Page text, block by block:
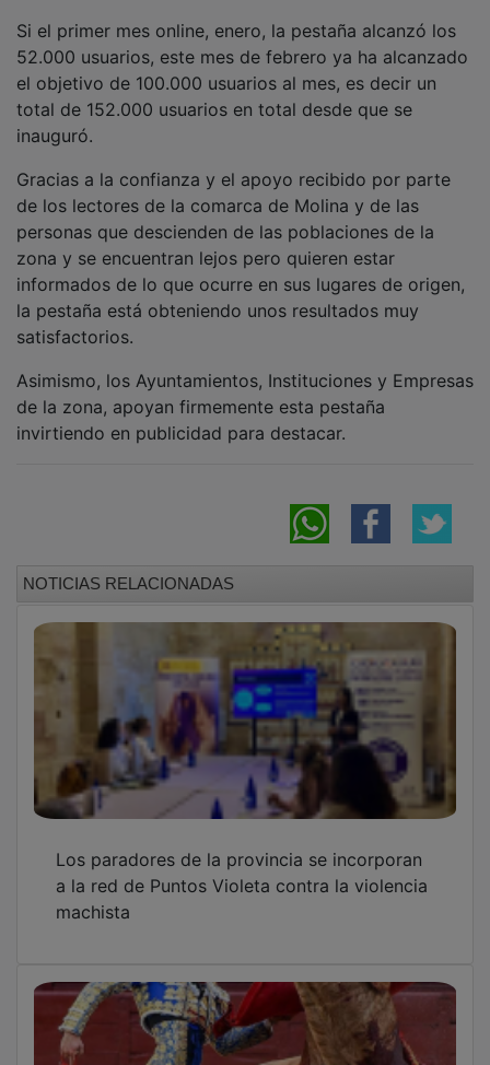
52.000 usuarios, este mes de febrero ya ha alcanzado
el objetivo de 100.000 usuarios al mes, es decir un
total de 152.000 usuarios en total desde que se
inauguró.
de los lectores de la comarca de Molina y de las
personas que descienden de las poblaciones de la
zona y se encuentran lejos pero quieren estar
informados de lo que ocurre en sus lugares de origen,
la pestaña está obteniendo unos resultados muy
satisfactorios.
de la zona, apoyan firmemente esta pestaña
invirtiendo en publicidad para destacar.
a la red de Puntos Violeta contra la violencia
machista